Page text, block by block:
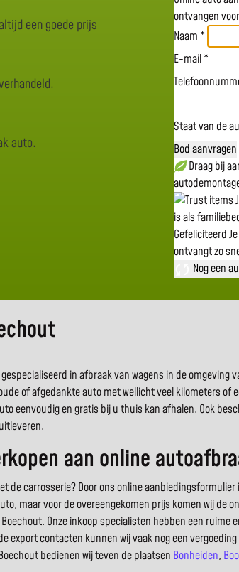
een goede prijs
auto.
ontvangen
Naam *
E-mail *
Staat van de
Bod aanvragen
Draag bij
is als
Gefeliciteerd
ontvangt zo
Nog een
in afbraak van wagens in de
of afgedankte auto met wellicht veel kilometers of
eenvoudig en gratis bij u thuis kan afhalen. Ook
aan online
de carrosserie? Door ons online
maar voor de overeengekomen prijs komen wij de
Onze inkoop specialisten hebben een
export contacten kunnen wij vaak nog een
bedienen wij teven de plaatsen Bonheiden,